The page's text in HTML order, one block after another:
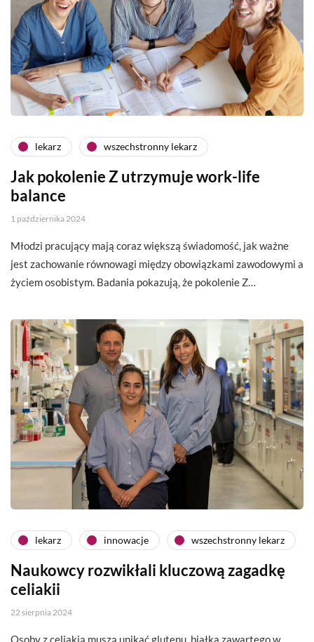
lekarz wszechstronny lekarz
Jak pokolenie Z utrzymuje work-life
balance
1 października 2024
Młodzi pracujący mają coraz większą świadomość, jak ważne
jest zachowanie równowagi między obowiązkami zawodowymi a
życiem osobistym. Badania pokazują, że pokolenie Z…
lekarz innowacje wszechstronny lekarz
Naukowcy rozwikłali kluczową zagadkę
celiakii
22 sierpnia 2024
Osoby z celiakią muszą unikać glutenu, białka zawartego w